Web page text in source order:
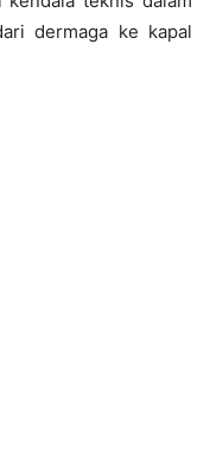
dermaga ke kapal